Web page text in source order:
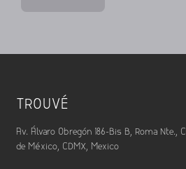
TROUVÉ
Av. Álvaro Obregón 186-Bis B, Roma Nte.,
de México, CDMX, Mexico